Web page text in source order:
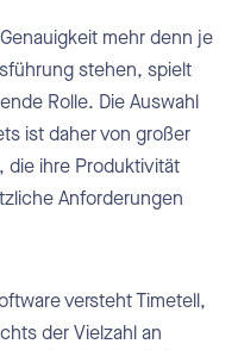
mehr denn je
stehen, spielt
Rolle. Die Auswahl
ist daher von großer
die ihre Produktivität
Anforderungen
versteht Timetell,
der Vielzahl an